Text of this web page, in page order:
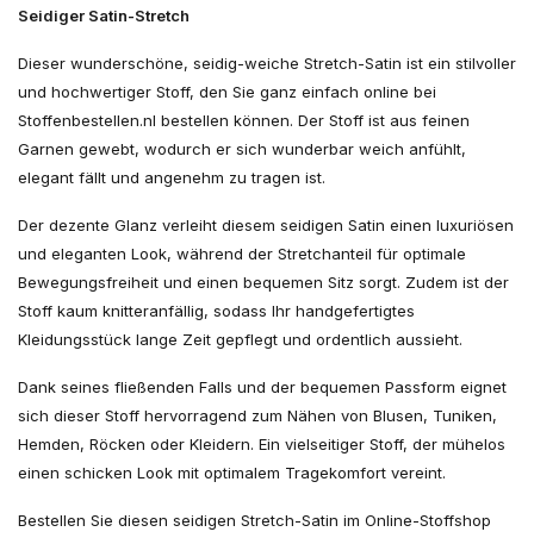
Seidiger Satin-Stretch
Dieser wunderschöne, seidig-weiche Stretch-Satin ist ein stilvoller
und hochwertiger Stoff, den Sie ganz einfach online bei
Stoffenbestellen.nl bestellen können. Der Stoff ist aus feinen
Garnen gewebt, wodurch er sich wunderbar weich anfühlt,
elegant fällt und angenehm zu tragen ist.
Der dezente Glanz verleiht diesem seidigen Satin einen luxuriösen
und eleganten Look, während der Stretchanteil für optimale
Bewegungsfreiheit und einen bequemen Sitz sorgt. Zudem ist der
Stoff kaum knitteranfällig, sodass Ihr handgefertigtes
Kleidungsstück lange Zeit gepflegt und ordentlich aussieht.
Dank seines fließenden Falls und der bequemen Passform eignet
sich dieser Stoff hervorragend zum Nähen von Blusen, Tuniken,
Hemden, Röcken oder Kleidern. Ein vielseitiger Stoff, der mühelos
einen schicken Look mit optimalem Tragekomfort vereint.
Bestellen Sie diesen seidigen Stretch-Satin im Online-Stoffshop